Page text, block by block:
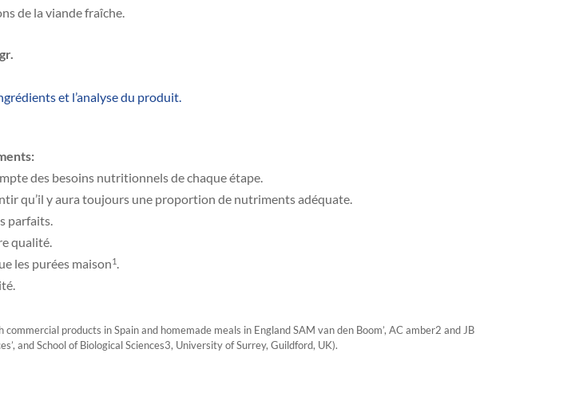
de la viande fraîche.
et l’analyse du produit.
des besoins nutritionnels de chaque étape.
qu’il y aura toujours une proportion de nutriments adéquate.
parfaits.
qualité.
les purées maison1
products in Spain and homemade meals in England SAM van den Boom’, AC amber2 and JB
and School of Biological Sciences3, University of Surrey, Guildford, UK).